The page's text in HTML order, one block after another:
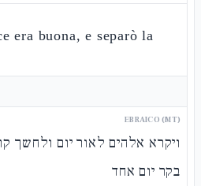
era buona, e separò la
EBRAICO (MT)
ויקרא אלהים לאור יום ולחשך
בקר יום אחד